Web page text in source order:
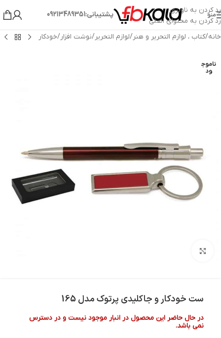
رد کردن به ناوبری
رد کردن به محتوای اصلی
منو پشتیبانی:09213489351
خانه/کتاب ، لوازم التحریر و هنر/لوازم التحریر/نوشت افزار/خودکار
ناموج
ود
ست خودکار و جاکلیدی پرتوک مدل 165
در حال حاضر این محصول در انبار موجود نیست و در دسترس
نمی باشد.